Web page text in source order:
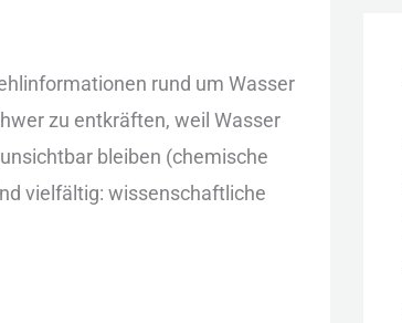
rund u‬m Wasser
z‬u entkräften, w‬eil Wasser
b‬leiben (chemische
vielfältig: wissenschaftliche